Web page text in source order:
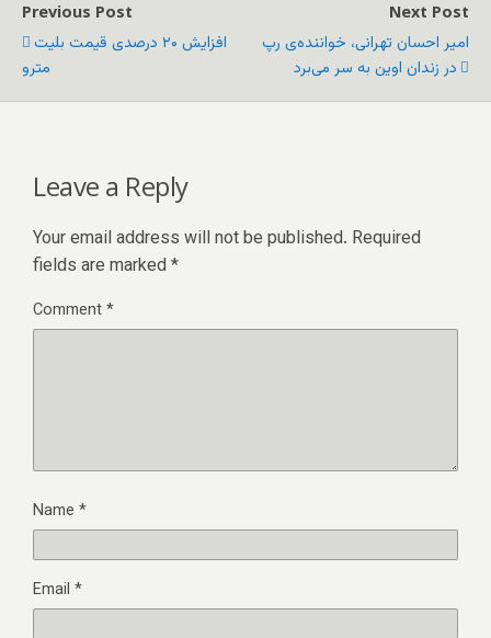
Previous Post
افزایش ۲۰ درصدی قیمت بلیت
مترو
Next Post
امیر احسان تهرانی، خواننده‌ی رپ
در زندان اوین به سر می‌برد
Leave a Reply
Your email address will not be published. Required
fields are marked *
Comment*
Name *
Email *